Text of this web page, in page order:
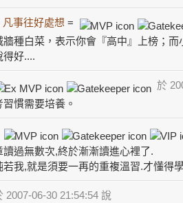
凡事往好處想 =
牆種白菜，表示你會『高中』上榜；
得好....
於
慣需要培養。
讀過無數次,終於漸漸讀進心裡了.
若我,就是須要一再的重複溫習.才懂得
2007-06-30 21:54:54 說